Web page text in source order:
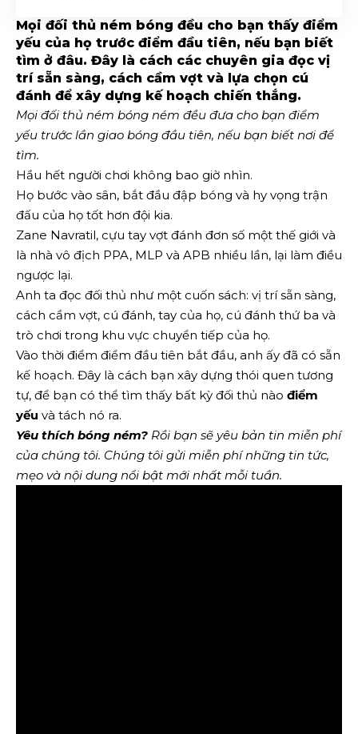
Mọi đối thủ ném bóng đều cho bạn thấy điểm
yếu của họ trước điểm đầu tiên, nếu bạn biết
tìm ở đâu. Đây là cách các chuyên gia đọc vị
trí sẵn sàng, cách cầm vợt và lựa chọn cú
đánh để xây dựng kế hoạch chiến thắng.
Mọi đối thủ ném bóng ném đều đưa cho bạn điểm
yếu trước lần giao bóng đầu tiên, nếu bạn biết nơi để
tìm.
Hầu hết người chơi không bao giờ nhìn.
Họ bước vào sân, bắt đầu đập bóng và hy vọng trận
đấu của họ tốt hơn đội kia.
Zane Navratil, cựu tay vợt đánh đơn số một thế giới và
là nhà vô địch PPA, MLP và APB nhiều lần, lại làm điều
ngược lại.
Anh ta đọc đối thủ như một cuốn sách: vị trí sẵn sàng,
cách cầm vợt, cú đánh, tay của họ, cú đánh thứ ba và
trò chơi trong khu vực chuyển tiếp của họ.
Vào thời điểm điểm đầu tiên bắt đầu, anh ấy đã có sẵn
kế hoạch. Đây là cách bạn xây dựng thói quen tương
tự, để bạn có thể tìm thấy bất kỳ đối thủ nào điểm
yếu và tách nó ra.
Yêu thích bóng ném? Rồi bạn sẽ yêu bản tin miễn phí
của chúng tôi. Chúng tôi gửi miễn phí những tin tức,
mẹo và nội dung nổi bật mới nhất mỗi tuần.